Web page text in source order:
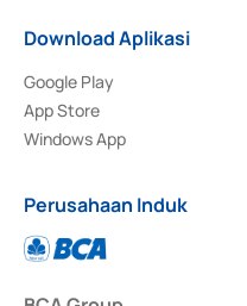
Download Aplikasi
Google Play
App Store
Windows App
Perusahaan Induk